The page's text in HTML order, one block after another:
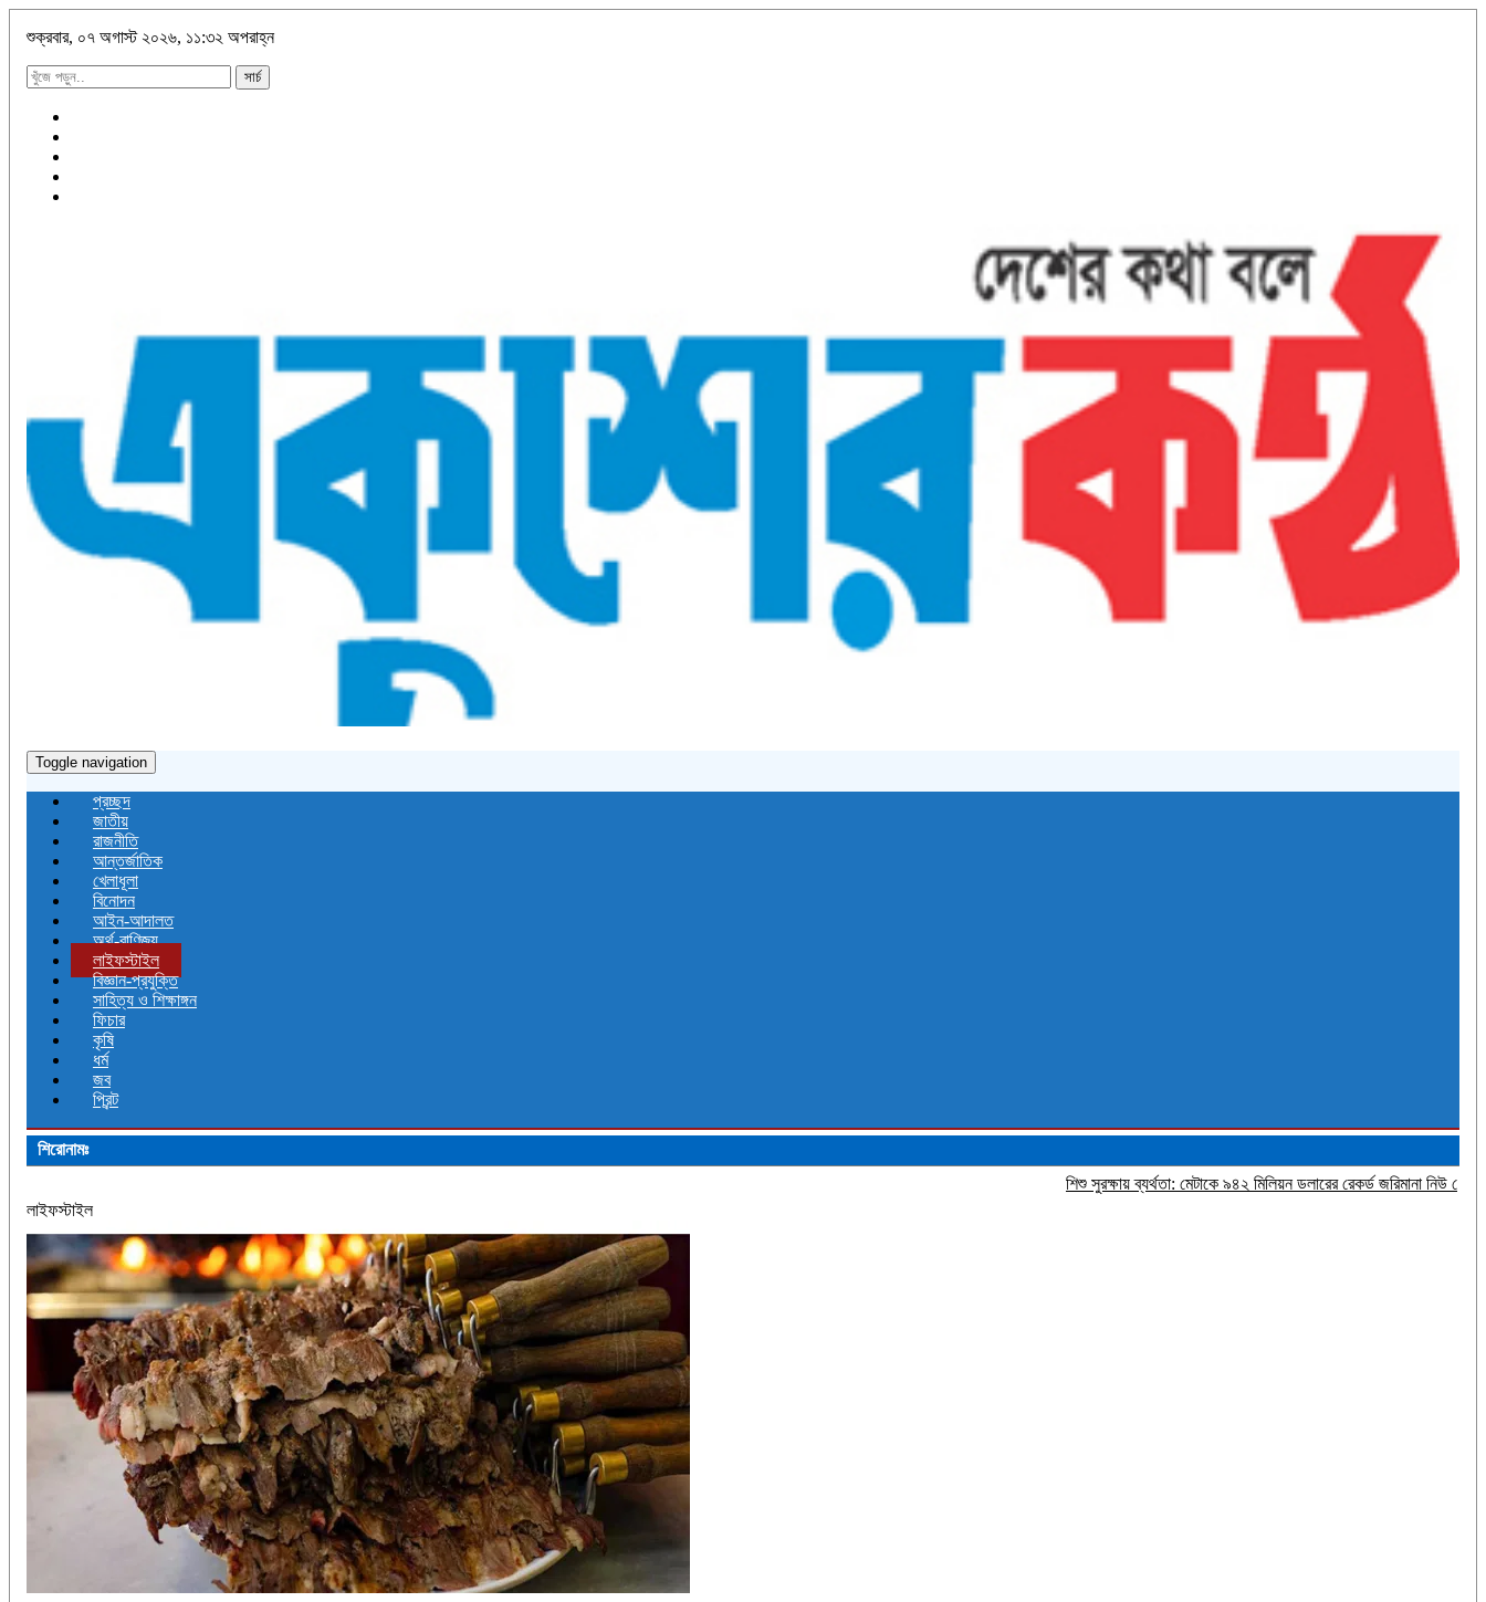
শুক্রবার, ০৭ অগাস্ট ২০২৬, ১১:৩২ অপরাহ্ন
সার্চ
Toggle navigation
প্রচ্ছদ
জাতীয়
রাজনীতি
আন্তর্জাতিক
খেলাধূলা
বিনোদন
আইন-আদালত
অর্থ-বাণিজ্য
লাইফস্টাইল
বিজ্ঞান-প্রযুক্তি
সাহিত্য ও শিক্ষাঙ্গন
ফিচার
কৃষি
ধর্ম
জব
প্রিন্ট
শিরোনামঃ
শিশু সুরক্ষায় ব্যর্থতা: মেটাকে ৯৪২ মিলিয়ন ডলারের রেকর্ড জরিমানা নিউ মেক্সিকোর
লাইফস্টাইল